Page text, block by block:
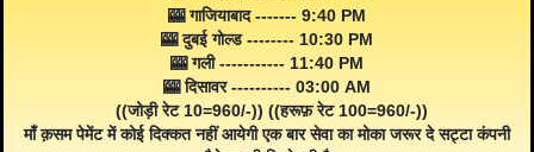
🎰 गाजियाबाद ------- 9:40 PM
🎰 दुबई गोल्ड -------- 10:30 PM
🎰 गली ----------- 11:40 PM
🎰 दिसावर ---------- 03:00 AM
((जोड़ी रेट 10=960/-)) ((हरूफ़ रेट 100=960/-))
माँ क़सम पेमेंट में कोई दिक्कत नहीं आयेगी एक बार सेवा का मोका जरूर दे सट्टा कंपनी